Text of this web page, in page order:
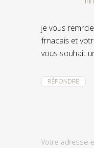
je vous
frnacais et
vous souhait
RÉPONDRE
Votre adresse